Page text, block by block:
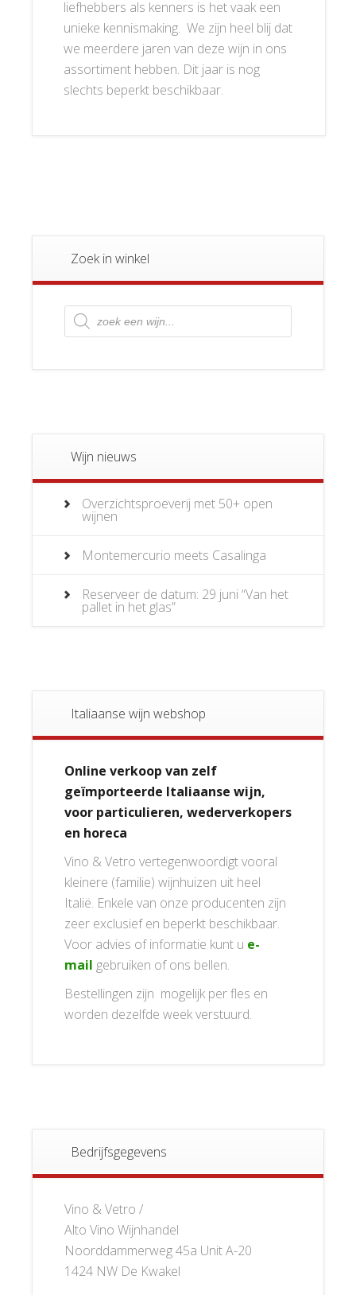
liefhebbers als kenners is het vaak een
unieke kennismaking. We zijn heel blij dat
we meerdere jaren van deze wijn in ons
assortiment hebben. Dit jaar is nog
slechts beperkt beschikbaar.
Zoek in winkel
Producten
zoeken
Wijn nieuws
Overzichtsproeverij met 50+ open
wijnen
Montemercurio meets Casalinga
Reserveer de datum: 29 juni “Van het
pallet in het glas”
Italiaanse wijn webshop
Online verkoop van zelf
geïmporteerde Italiaanse wijn,
voor particulieren, wederverkopers
en horeca
Vino & Vetro vertegenwoordigt vooral
kleinere (familie) wijnhuizen uit heel
Italië. Enkele van onze producenten zijn
zeer exclusief en beperkt beschikbaar.
Voor advies of informatie kunt u e-
mail gebruiken of ons bellen.
Bestellingen zijn mogelijk per fles en
worden dezelfde week verstuurd.
Bedrijfsgegevens
Vino & Vetro /
Alto Vino Wijnhandel
Noorddammerweg 45a Unit A-20
1424 NW De Kwakel